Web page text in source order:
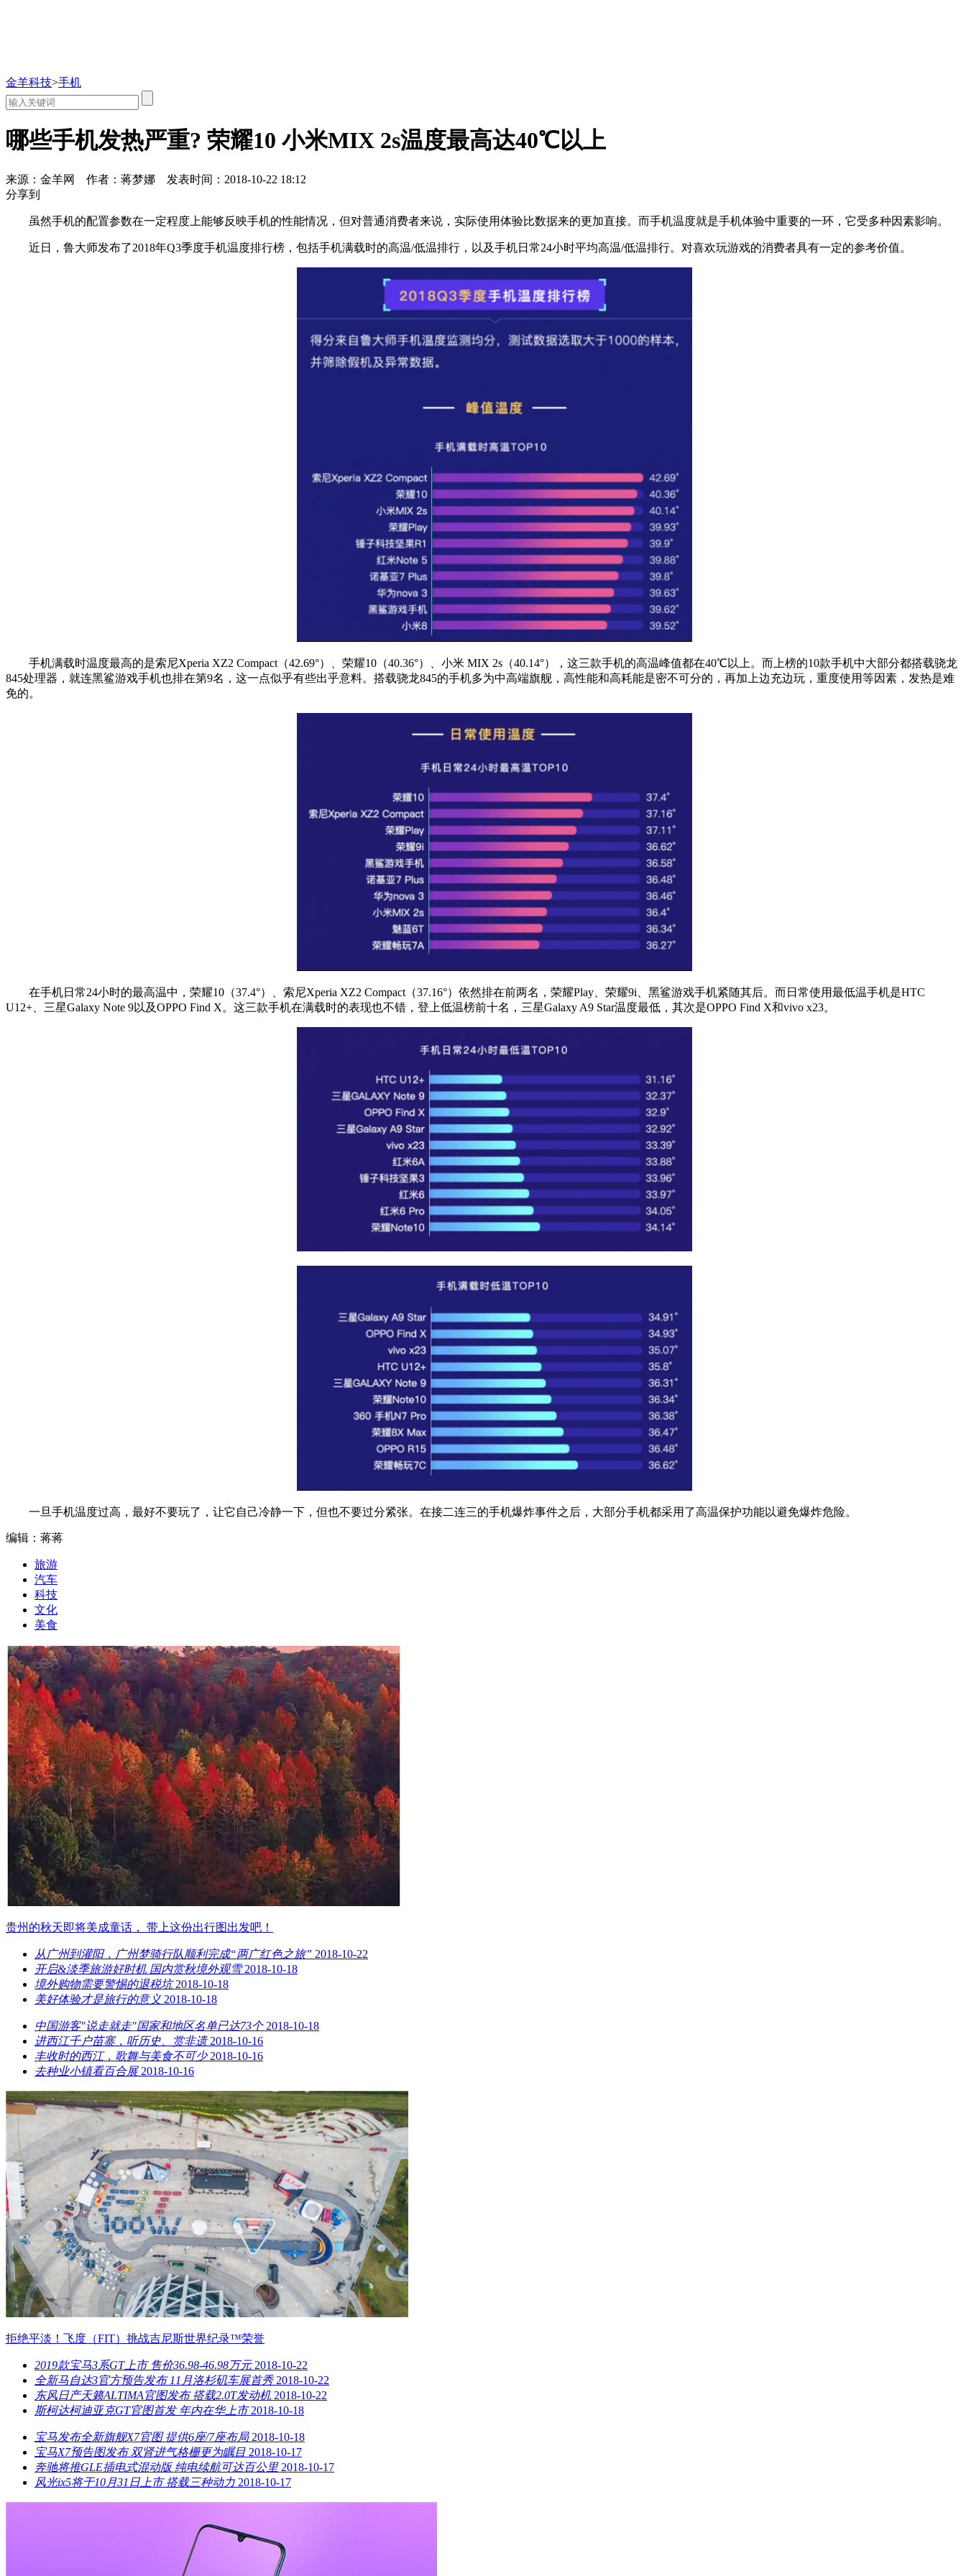
金羊科技>手机
哪些手机发热严重? 荣耀10 小米MIX 2s温度最高达40℃以上
来源：金羊网 作者：蒋梦娜
发表时间：2018-10-22 18:12
分享到
虽然手机的配置参数在一定程度上能够反映手机的性能情况，但对普通消费者来说，实际使用体验比数据来的更加直接。而手机温度就是手机体验中重要的一环，它受多种因素影响。
近日，鲁大师发布了2018年Q3季度手机温度排行榜，包括手机满载时的高温/低温排行，以及手机日常24小时平均高温/低温排行。对喜欢玩游戏的消费者具有一定的参考价值。
手机满载时温度最高的是索尼Xperia XZ2 Compact（42.69°）、荣耀10（40.36°）、小米 MIX 2s（40.14°），这三款手机的高温峰值都在40℃以上。而上榜的10款手机中大部分都搭载骁龙
845处理器，就连黑鲨游戏手机也排在第9名，这一点似乎有些出乎意料。搭载骁龙845的手机多为中高端旗舰，高性能和高耗能是密不可分的，再加上边充边玩，重度使用等因素，发热是难
免的。
在手机日常24小时的最高温中，荣耀10（37.4°）、索尼Xperia XZ2 Compact（37.16°）依然排在前两名，荣耀Play、荣耀9i、黑鲨游戏手机紧随其后。而日常使用最低温手机是HTC
U12+、三星Galaxy Note 9以及OPPO Find X。这三款手机在满载时的表现也不错，登上低温榜前十名，三星Galaxy A9 Star温度最低，其次是OPPO Find X和vivo x23。
一旦手机温度过高，最好不要玩了，让它自己冷静一下，但也不要过分紧张。在接二连三的手机爆炸事件之后，大部分手机都采用了高温保护功能以避免爆炸危险。
编辑：蒋蒋
旅游
汽车
科技
文化
美食
贵州的秋天即将美成童话， 带上这份出行图出发吧！
从广州到灌阳，广州梦骑行队顺利完成“两广红色之旅” 2018-10-22
开启&淡季旅游好时机 国内赏秋境外观雪 2018-10-18
境外购物需要警惕的退税坑 2018-10-18
美好体验才是旅行的意义 2018-10-18
中国游客"说走就走"国家和地区名单已达73个 2018-10-18
进西江千户苗寨，听历史、赏非遗 2018-10-16
丰收时的西江，歌舞与美食不可少 2018-10-16
去种业小镇看百合展 2018-10-16
拒绝平淡！飞度（FIT）挑战吉尼斯世界纪录™荣誉
2019款宝马3系GT上市 售价36.98-46.98万元 2018-10-22
全新马自达3官方预告发布 11月洛杉矶车展首秀 2018-10-22
东风日产天籁ALTIMA官图发布 搭载2.0T发动机 2018-10-22
斯柯达柯迪亚克GT官图首发 年内在华上市 2018-10-18
宝马发布全新旗舰X7官图 提供6座/7座布局 2018-10-18
宝马X7预告图发布 双肾进气格栅更为瞩目 2018-10-17
奔驰将推GLE插电式混动版 纯电续航可达百公里 2018-10-17
风光ix5将于10月31日上市 搭载三种动力 2018-10-17